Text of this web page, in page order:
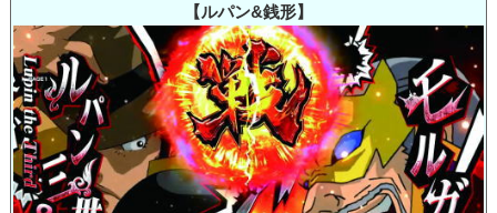
【ルパン&銭形】